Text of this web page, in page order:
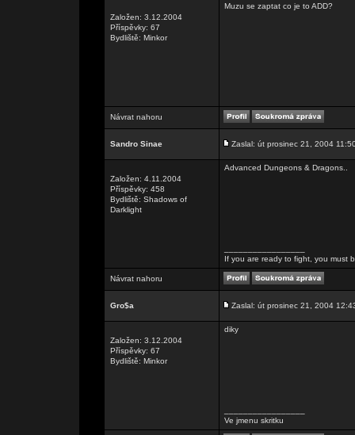
Založen: 3.12.2004
Příspěvky: 67
Bydliště: Minkor
Muzu se zaptat co je to ADD?
Návrat nahoru
Sandro Sinae Zaslal: út prosinec 21, 2004
Založen: 4.11.2004
Příspěvky: 458
Bydliště: Shadows of
Darklight
Advanced Dungeons & Dragons..
If you are ready to fight, you must
Návrat nahoru
Gro$a Zaslal: út prosinec 21, 2004
Založen: 3.12.2004
Příspěvky: 67
Bydliště: Minkor
diky
Ve jmenu skritku